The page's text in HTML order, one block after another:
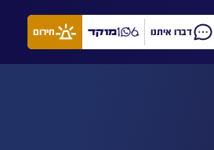
דברו איתנו מוקד חירום